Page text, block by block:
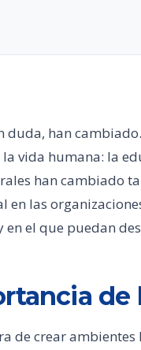
duda, han
la vida humana: la
han cambiado
en las
en el que puedan
de
de crear